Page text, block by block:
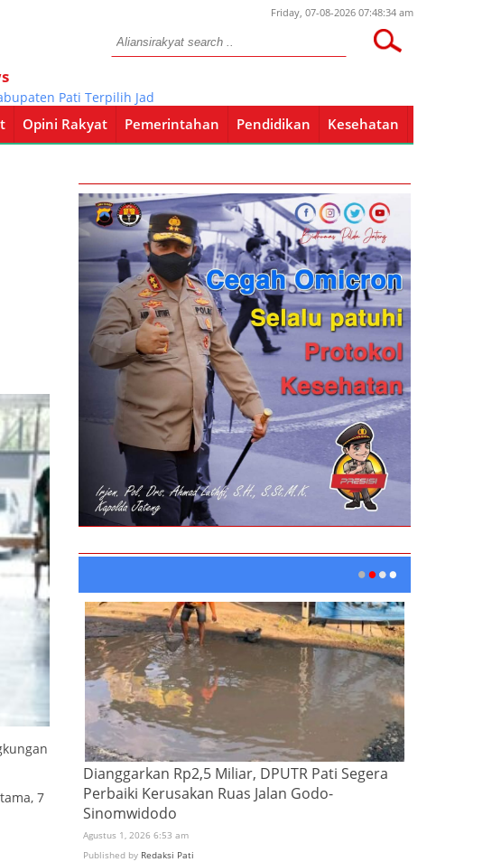
Friday, 07-08-2026 07:48:34 am
Pati Terpilih Jadi Tuan Rumah “Srawung Gayeng”
Opini Rakyat Pemerintahan Pendidikan Kesehatan
Pemerintahan Pendidikan Kesehatan
7
Dianggarkan Rp2,5 Miliar, DPUTR Pati Segera
Perbaiki Kerusakan Ruas Jalan Godo-
Sinomwidodo
Agustus 1, 2026 6:53 am
Published by Redaksi Pati